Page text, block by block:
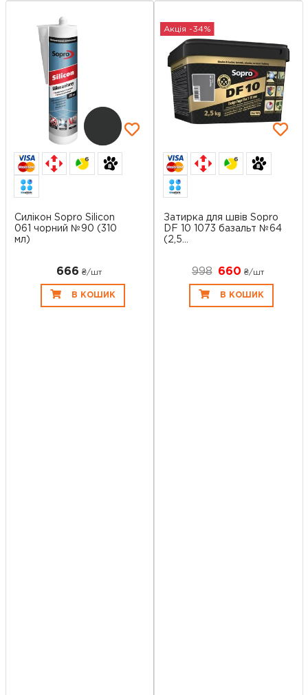
6
Силікон Sopro Silicon
061 чорний №90 (310
мл)
666 ₴/шт
В КОШИК
Акція -34%
6
Затирка для швів Sopro
DF 10 1073 базальт №64
(2,5...
998 660₴/шт
В КОШИК